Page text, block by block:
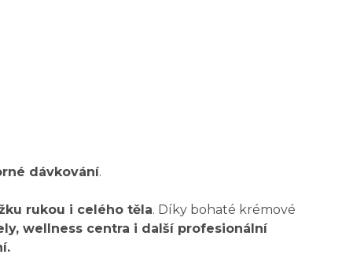
dávkování.
rukou i celého těla. Díky bohaté krémové
wellness centra i další profesionální